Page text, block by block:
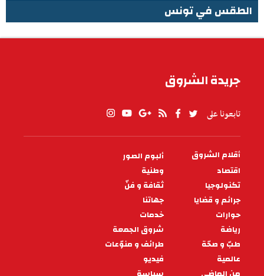
الطقس في تونس
جريدة الشروق
تابعونا على
PIED
DE
PAGE
أقلام الشروق
ألبوم الصور
اقتصاد
وطنية
تكنولوجيا
ثقافة و فنّ
جرائم و قضايا
جهاتنا
حوارات
خدمات
رياضة
شروق الجمعة
طبّ و صحّة
طرائف و منوّعات
عالمية
فيديو